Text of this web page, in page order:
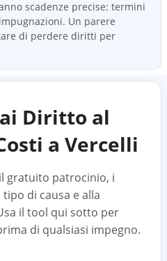
scadenze precise: termini
Un parere
di perdere diritti per
Diritto al
a Vercelli
gratuito patrocinio, i
di causa e alla
il tool qui sotto per
di qualsiasi impegno.